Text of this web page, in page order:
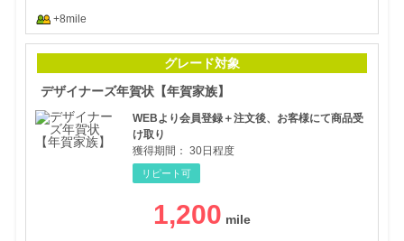
+8mile
グレード対象
デザイナーズ年賀状【年賀家族】
WEBより会員登録＋注文後、お客様にて商品受
け取り
獲得期間： 30日程度
リピート可
1,200